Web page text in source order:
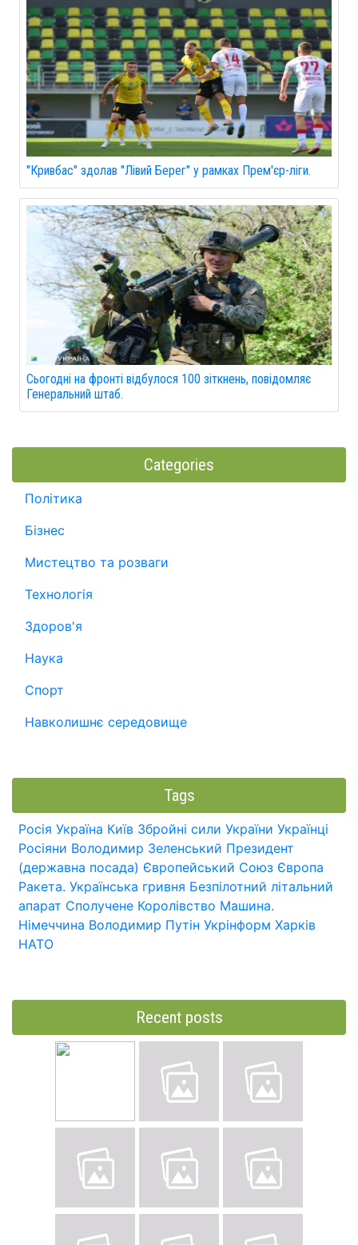
"Кривбас" здолав "Лівий Берег" у рамках Прем'єр-ліги.
Сьогодні на фронті відбулося 100 зіткнень, повідомляє
Генеральний штаб.
Categories
Політика
Бізнес
Мистецтво та розваги
Технологія
Здоров'я
Наука
Спорт
Навколишнє середовище
Tags
Росія Україна Київ Збройні сили України Українці
Росіяни Володимир Зеленський Президент
(державна посада) Європейський Союз Європа
Ракета. Українська гривня Безпілотний літальний
апарат Сполучене Королівство Машина.
Німеччина Володимир Путін Укрінформ Харків
НАТО
Recent posts